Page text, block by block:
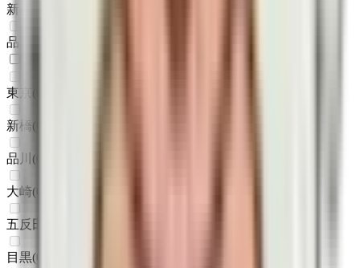
新橋
品川
東京
新橋(
品川 (
大崎(
五反田
目黒(